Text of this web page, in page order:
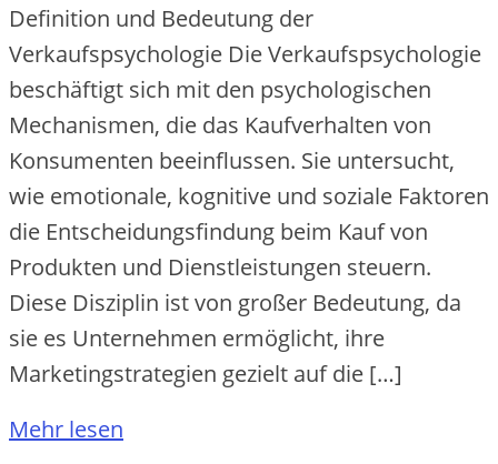
Definition und Bedeutung der
Verkaufspsychologie Die Verkaufspsychologie
beschäftigt sich mit den psychologischen
Mechanismen, die das Kaufverhalten von
Konsumenten beeinflussen. Sie untersucht,
wie emotionale, kognitive und soziale Faktoren
die Entscheidungsfindung beim Kauf von
Produkten und Dienstleistungen steuern.
Diese Disziplin ist von großer Bedeutung, da
sie es Unternehmen ermöglicht, ihre
Marketingstrategien gezielt auf die […]
Mehr lesen